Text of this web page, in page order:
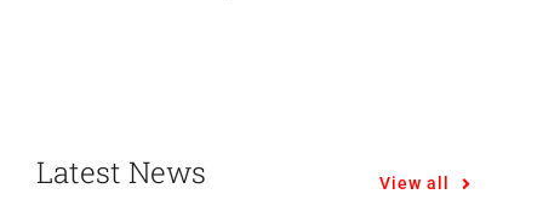
Latest News View all